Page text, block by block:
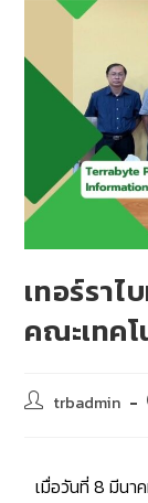
เทอร์รา
คณะเทค
trbadmin
เมื่อวันที่ 8 มีนา